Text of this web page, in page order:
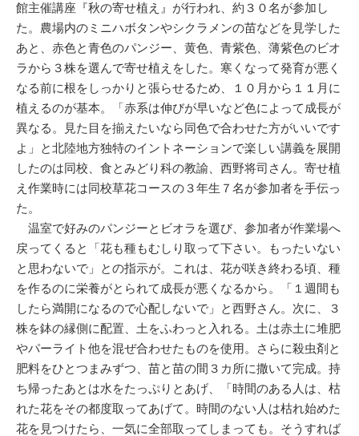
館主催講座『秋の寄せ植え』が行われ、約３０名が参加し
た。農場内のミニハボタンやシクラメンの苗などを見学した
あと、赤色と青色のパンジー、黄色、青紫色、薄紫色のビオ
ラから３株を選んで寄せ植えをした。寒くなって発育が悪く
なる前に根をしっかりと張らせるため、１０月から１１月に
植えるのが基本。「赤系は伸びが早いなど色によって成長が
異なる。見た目を揃えたいなら同色で合わせた方がいいです
よ」と北陸地方独特のイントネーションで楽しい講義を展開
したのは同校、食とみどり科の教諭、西野将司さん。寄せ植
え作業時には同校草花コースの３年生７名が参加者を手伝っ
た。
温室で好みのパンジーとビオラを選び、参加者が作業場へ
戻ってくると「花も種もむしり取って下さい。もったいない
と思わないで」との指示が。これは、花が咲き終わる頃、種
を作るのに栄養がとられて成長が悪くなるから。「１週間も
したら満開になるので心配しないで」と西野さん。次に、３
株を鉢の縁側に配置、土をふわっと入れる。土は赤土に堆肥
やパーライト他を混ぜ合わせたものを使用。さらに殺虫剤と
肥料をひとつまみずつ、苗と苗の間３カ所に撒いて完成。持
ち帰ったあとは水をたっぷりとあげ、「時間のある人は、枯
れた花をその都度取ってあげて。時間のない人は枯れ始めた
花を見つけたら、一気に全部取ってしまっても。そうすれば